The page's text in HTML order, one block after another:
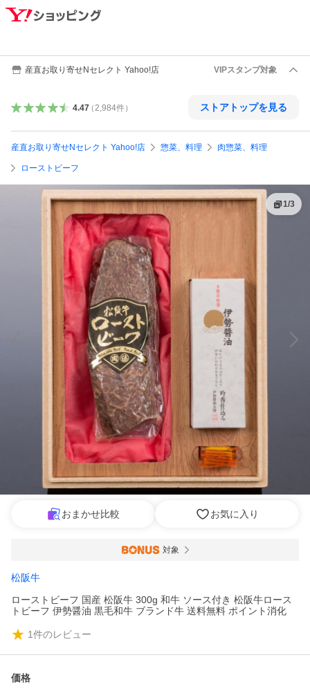
産直お取り寄せNセレクト Yahoo!店 VIPスタンプ対象
4.47（ 2,984件） ストアトップを見る
産直お取り寄せNセレクト Yahoo!店 惣菜、料理 肉惣菜、料理
ローストビーフ
1/3
おまかせ比較 お気に入り
対象
松阪牛
ローストビーフ 国産 松阪牛 300g 和牛 ソース付き 松阪牛ロース
トビーフ 伊勢醤油 黒毛和牛 ブランド牛 送料無料 ポイント消化
1件のレビュー
価格